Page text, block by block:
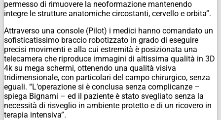
permesso di rimuovere la neoformazione mantenendo
integre le strutture anatomiche circostanti, cervello e orbita”.
Attraverso una console (Pilot) i medici hanno comandato un
sofisticatissimo braccio robotizzato in grado di eseguire
precisi movimenti e alla cui estremità è posizionata una
telecamera che riproduce immagini di altissima qualità in 3D
4k su mega schermi, ottenendo una qualità visiva
tridimensionale, con particolari del campo chirurgico, senza
eguali. “L’operazione si è conclusa senza complicanze –
spiega Bignami – ed il paziente è stato svegliato senza la
necessità di risveglio in ambiente protetto e di un ricovero in
terapia intensiva”.